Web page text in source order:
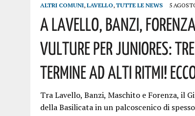
ALTRI COMUNI, LAVELLO, TUTTE LE NEWS 5
A Lavello, Banzi,
Vulture Per Juniores:
Termine Ad Alti Ritmi!
Tra Lavello, Banzi, Maschito e Forenza, il
della Basilicata in un palcoscenico di